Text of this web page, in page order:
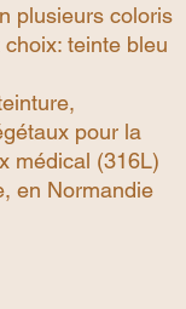
plusieurs coloris
teinte bleu
pour la
médical (316L)
en Normandie